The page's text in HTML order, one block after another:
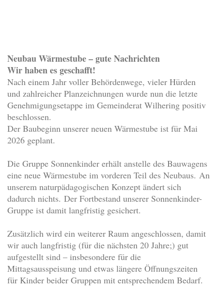
Neubau Wärmestube – gute Nachrichten
Wir haben es geschafft!
Nach einem Jahr voller Behördenwege, vieler Hürden
und zahlreicher Planzeichnungen wurde nun die letzte
Genehmigungsetappe im Gemeinderat Wilhering positiv
beschlossen.
Der Baubeginn unserer neuen Wärmestube ist für Mai
2026 geplant.
Die Gruppe Sonnenkinder erhält anstelle des Bauwagens
eine neue Wärmestube im vorderen Teil des Neubaus. An
unserem naturpädagogischen Konzept ändert sich
dadurch nichts. Der Fortbestand unserer Sonnenkinder-
Gruppe ist damit langfristig gesichert.
Zusätzlich wird ein weiterer Raum angeschlossen, damit
wir auch langfristig (für die nächsten 20 Jahre;) gut
aufgestellt sind – insbesondere für die
Mittagsausspeisung und etwas längere Öffnungszeiten
für Kinder beider Gruppen mit entsprechendem Bedarf.